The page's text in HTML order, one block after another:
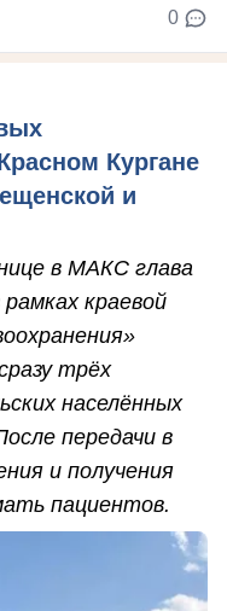
0
Кургане
и
в МАКС глава
краевой
трёх
населённых
передачи в
и получения
пациентов.